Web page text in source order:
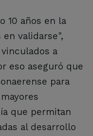
10 años en la
validarse",
a
eso aseguró que
para
que permitan
al desarrollo